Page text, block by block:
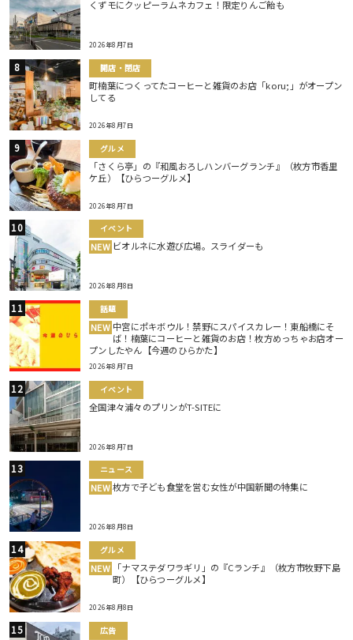
くずモにクッピーラムネカフェ！限定りんご飴も
2026年8月7日
開店・閉店
町楠葉につくってたコーヒーと雑貨のお店「koru;」がオープン
してる
2026年8月7日
グルメ
「さくら亭」の『和風おろしハンバーグランチ』（枚方市香里
ケ丘）【ひらつーグルメ】
2026年8月7日
イベント
NEW ビオルネに水遊び広場。スライダーも
2026年8月8日
話題
NEW 中宮にポキボウル！禁野にスパイスカレー！東船橋にそ
ば！楠葉にコーヒーと雑貨のお店！枚方めっちゃお店オー
プンしたやん【今週のひらかた】
2026年8月7日
イベント
全国津々浦々のプリンがT-SITEに
2026年8月7日
ニュース
NEW 枚方で子ども食堂を営む女性が中国新聞の特集に
2026年8月8日
グルメ
NEW
「ナマステダワラギリ」の『Cランチ』（枚方市牧野下島
町）【ひらつーグルメ】
2026年8月8日
広告